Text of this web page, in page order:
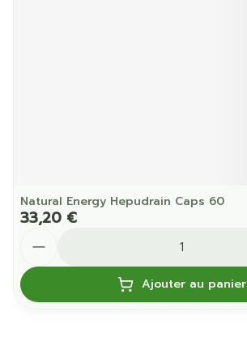
Natural Energy Hepudrain Caps 60
33,20 €
Ajouter au panier